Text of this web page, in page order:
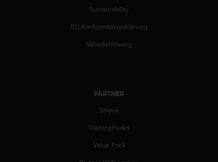
Sustainability
EU-Konformitätserklärung
Whistleblowing
PARTNER
Strava
TrainingPeaks
Value Pack